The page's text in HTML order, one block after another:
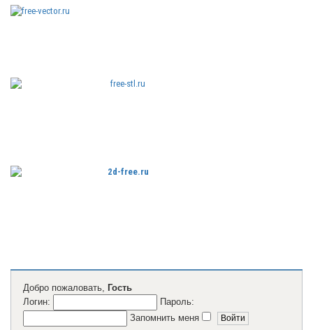
Добро пожаловать, Гость
Логин:
Пароль:
Запомнить меня